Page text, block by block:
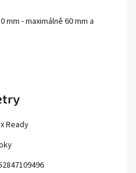
mm - maximálně 60 mm a
Ready